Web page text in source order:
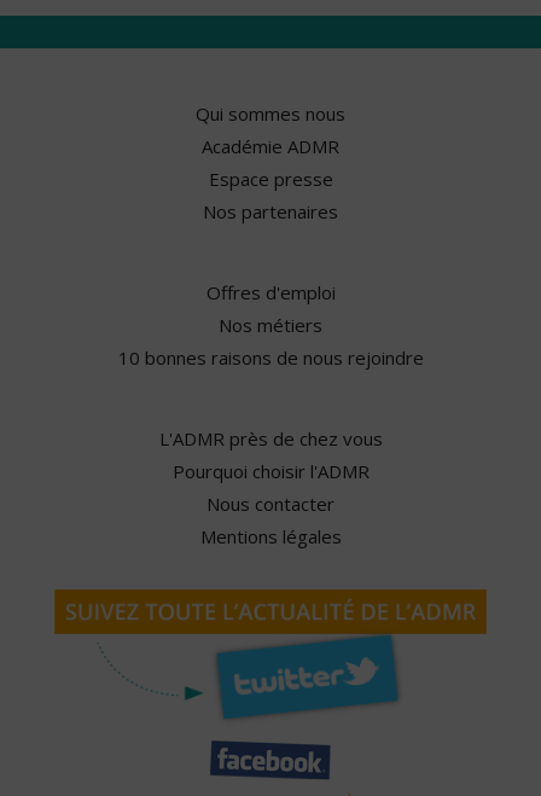
Qui sommes nous
Académie ADMR
Espace presse
Nos partenaires
Offres d'emploi
Nos métiers
10 bonnes raisons de nous rejoindre
L'ADMR près de chez vous
Pourquoi choisir l'ADMR
Nous contacter
Mentions légales